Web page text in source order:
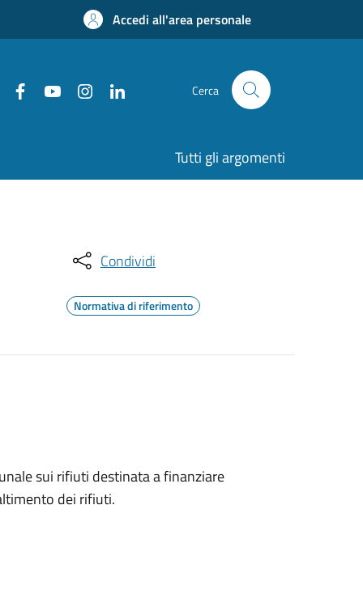
Accedi all'area personale
Cerca
Tutti gli argomenti
Condividi
Normativa di riferimento
sui rifiuti destinata a finanziare
dei rifiuti.